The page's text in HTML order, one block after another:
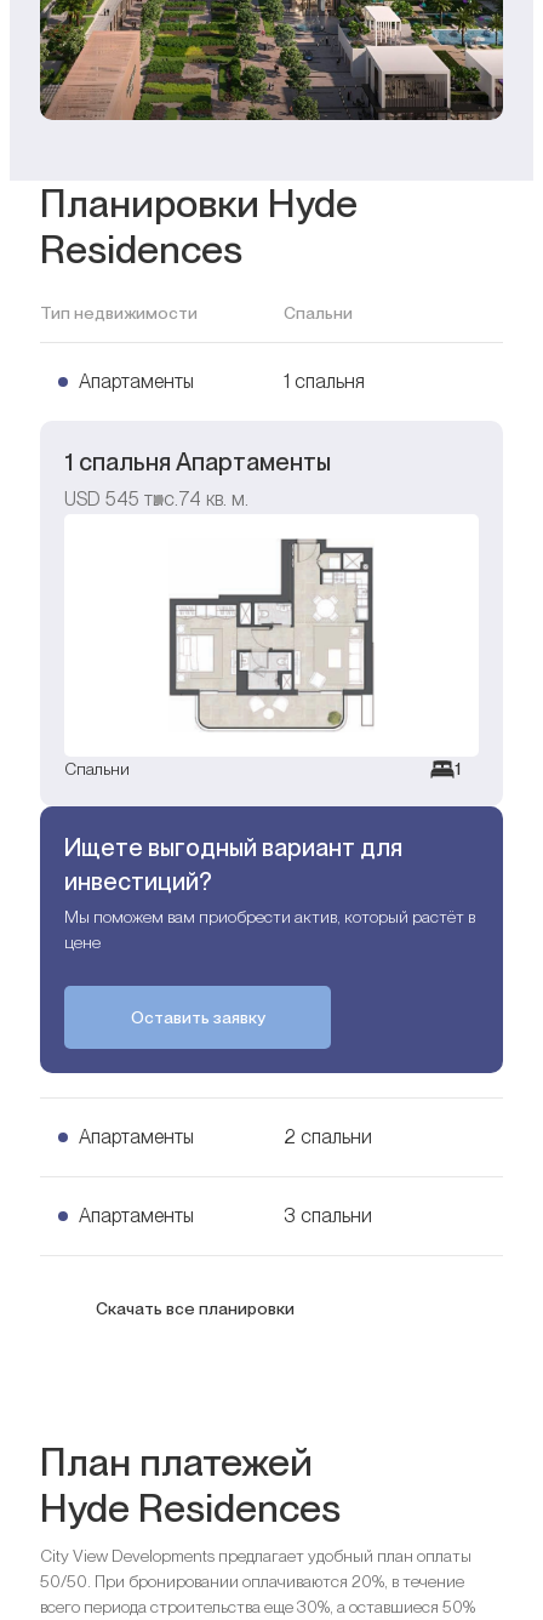
Планировки Hyde
Residences
Тип недвижимости Спальни
Апартаменты 1 спальня
1 спальня Апартаменты
USD 545 тыс.74 кв. м.
Спальни 1
Ищете выгодный вариант для
инвестиций?
Мы поможем вам приобрести актив, который растёт в
цене
Оставить заявку
Апартаменты 2 спальни
2 спальни Апартаменты
USD 900 тыс.129 кв. м.
Спальни
Ищете выгодный вариант для
Апартаменты 3 спальни
3 спальни Апартаменты
Спальни 3
Скачать все планировки
План платежей
Hyde Residences
City View Developments предлагает удобный план оплаты
50/50. При бронировании оплачиваются 20%, в течение
всего периода строительства еще 30%, а оставшиеся 50%